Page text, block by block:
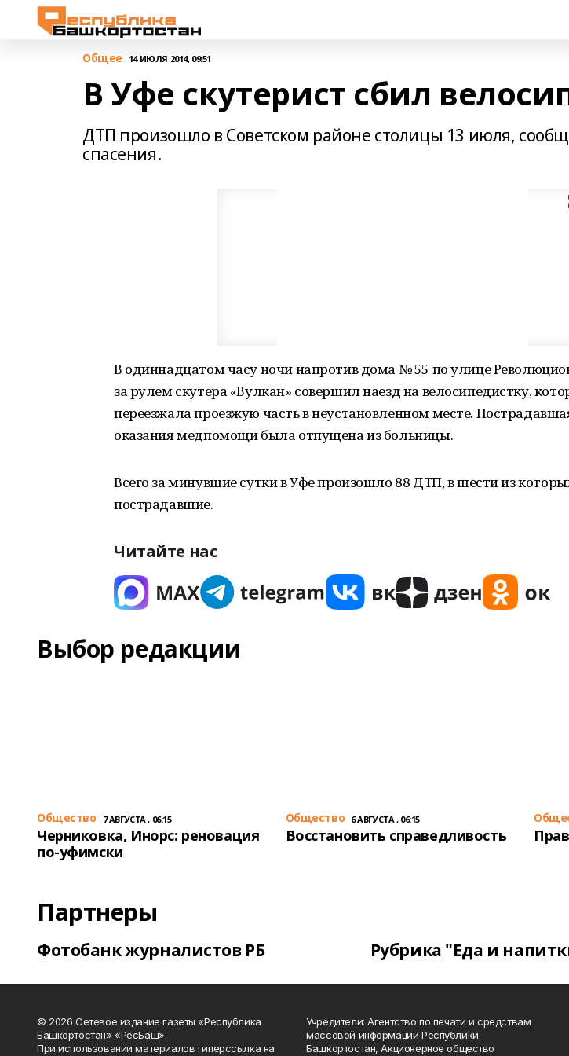
Общее 14 ИЮЛЯ 2014, 09:51
В Уфе скутерист сбил
ДТП произошло в Советском районе столицы 13 июля,
спасения.
В одиннадцатом часу ночи напротив дома № 55 по улице
за рулем скутера «Вулкан» совершил наезд на велосипедистку,
переезжала проезжую часть в неустановленном месте.
оказания медпомощи была отпущена из больницы.
Всего за минувшие сутки в Уфе произошло 88 ДТП, в шести из
пострадавшие.
Читайте нас
Выбор редакции
Общество 7 АВГУСТА , 06:15
Черниковка, Инорс: реновация
по-уфимски
Общество 6 АВГУСТА , 06:15
Восстановить справедливость
Партнеры
Фотобанк журналистов РБ Рубрика "Еда и
© 2026 Сетевое издание газеты «Республика
Башкортостан» «РесБаш».
При использовании материалов гиперссылка на
Учредители: Агентство по печати и средствам
массовой информации Республики
Башкортостан, Акционерное общество